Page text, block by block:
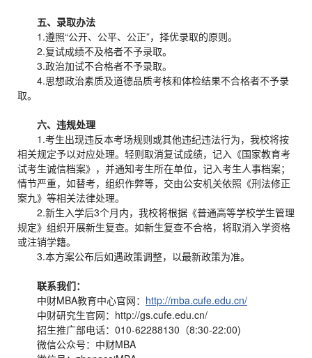
五、录取办法
1.遵照“公开、公平、公正”，择优录取的原则。
2.复试成绩不及格者不予录取。
3.政治加试不合格者不予录取。
4.思想政治素质及道德品质考核和体检结果不合格者不予录
取。
六、违规处理
1.考生出现违反本考场规则或其他违纪违法行为，我校将按
相关规定予以对应处理。轻则取消复试成绩，记入《国家教育考
试考生诚信档案》，并通知考生所在单位，记入考生人事档案；
情节严重，如替考，组织作弊等，交由公安机关依照《刑法修正
案九》等相关法律处理。
2.新生入学后3个月内，我校将根据《普通高等学校学生管理
规定》组织开展新生复查。如新生复查不合格，将取消入学资格
或注销学籍。
3.本方案公布后如遇政策调整，以最新政策为准。
联系我们：
中财MBA教育中心官网： http://mba.cufe.edu.cn/
中财研究生官网：http://gs.cufe.edu.cn/
招生推广部电话：010-62288130（8:30-22:00)
微信公众号：中财MBA